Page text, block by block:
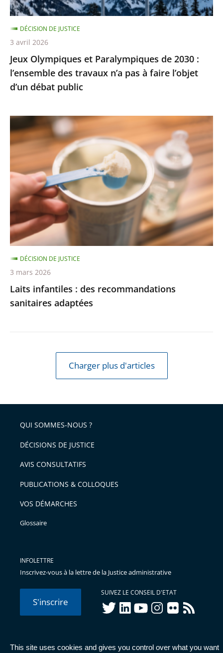
This site uses cookies and gives you control over what you want
des
travaux
n’a
pas
à
faire
l’objet
débat
public
Jeux Olympiques et Paralympiques de 2030 :
l’ensemble des travaux n’a pas à faire l’objet
d’un débat public
DÉCISION DE JUSTICE
3 avril 2026
Laits
infantiles
:
recommandations
sanitaires
adaptées
Laits infantiles : des recommandations
sanitaires adaptées
DÉCISION DE JUSTICE
3 mars 2026
Charger plus d'articles
QUI SOMMES-NOUS ?
DÉCISIONS DE JUSTICE
AVIS CONSULTATIFS
PUBLICATIONS & COLLOQUES
VOS DÉMARCHES
Glossaire
INFOLETTRE
Inscrivez-vous à la lettre de la Justice administrative
S'inscrire
SUIVEZ LE CONSEIL D'ETAT
twitterlinkedInyoutubeinstagram
flickr rss